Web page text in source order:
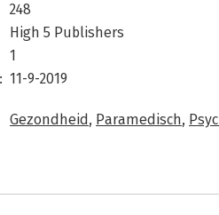
248
High 5 Publishers
1
11-9-2019
Gezondheid, Paramedisch,